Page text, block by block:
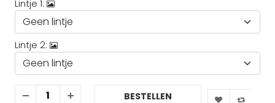
Lintje 1:
Lintje 2:
BESTELLEN